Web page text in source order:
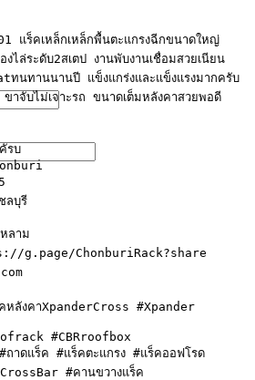
แร็คเหล็กเหล็กพื้นตะแกรงฉีกขนาดใหญ่
ไล่ระดับ2สเตป งานพับงานเชื่อมสวยเนียน
จับไม่เจาะรถ ขนาดเต็มหลังคาสวยพอดี
LINE ID: @rack-chonburi
ลบุรี
g.page/ChonburiRack?share
หลังคาXpanderCross #Xpander
#CBRroofbox
าดแร็ค #แร็คตะแกรง #แร็คออฟโรด
#คานขวางแร็ค